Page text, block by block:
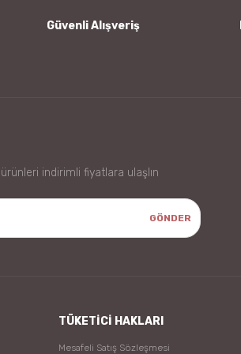
Güvenli Alışveriş
indirimli fiyatlara ulaşlın
GÖNDER
TÜKETİCİ HAKLARI
Mesafeli Satış Sözleşmesi